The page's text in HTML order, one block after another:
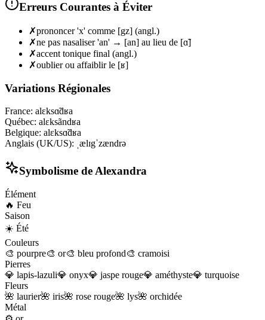
Erreurs Courantes à Éviter
✗prononcer 'x' comme [gz] (angl.)
✗ne pas nasaliser 'an' → [an] au lieu de [ɑ̃]
✗accent tonique final (angl.)
✗oublier ou affaiblir le [ʁ]
Variations Régionales
France: alɛksɑ̃dʁa
Québec: alɛksãndʁa
Belgique: alɛksɑ̃dʁa
Anglais (UK/US): ˌælɪgˈzændrə
Symbolisme de Alexandra
Élément
🔥 Feu
Saison
☀️ Été
Couleurs
🎨 pourpre🎨 or🎨 bleu profond🎨 cramoisi
Pierres
💎 lapis-lazuli💎 onyx💎 jaspe rouge💎 améthyste💎 turquoise
Fleurs
🌺 laurier🌺 iris🌺 rose rouge🌺 lys🌺 orchidée
Métal